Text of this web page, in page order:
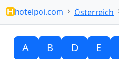
hotelpoi.com Österreich
A B D E